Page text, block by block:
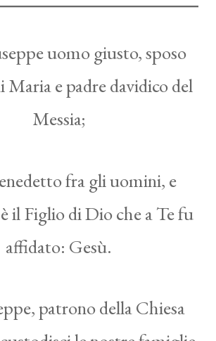
uomo giusto, sposo
Maria e padre davidico del
Messia;
fra gli uomini, e
il Figlio di Dio che a Te fu
affidato: Gesù.
patrono della Chiesa